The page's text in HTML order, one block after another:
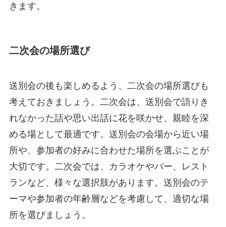
きます。
二次会の場所選び
送別会の後も楽しめるよう、二次会の場所選びも
考えておきましょう。二次会は、送別会で語りき
れなかった話や思い出話に花を咲かせ、親睦を深
める場として最適です。送別会の会場から近い場
所や、参加者の好みに合わせた場所を選ぶことが
大切です。二次会では、カラオケやバー、レスト
ランなど、様々な選択肢があります。送別会のテ
ーマや参加者の年齢層などを考慮して、適切な場
所を選びましょう。